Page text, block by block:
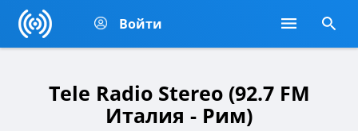
Войти
Tele Radio Stereo (92.7 FM
Италия - Рим)